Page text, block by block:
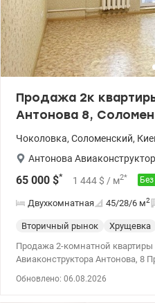
Продажа 2к
Антонова 8,
Чоколовка, Соломенский,
Антонова
65 000 $* 1 444 $ / м2*
Двухкомнатная 45/28/6 м2
Вторичный рынок Хрущевка
Продажа 2-комнатной
Авиаконструктора Антонова, 8
района. Кирпичный дом, удобный 3-й этаж, функциональная
Обновлено: 06.08.2026